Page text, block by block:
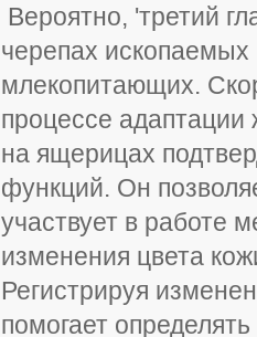
Вероятно, 'третий
черепах ископаемых
млекопитающих.
процессе
на ящерицах
функций. Он
участвует в работе
изменения цвета
Регистрируя
помогает